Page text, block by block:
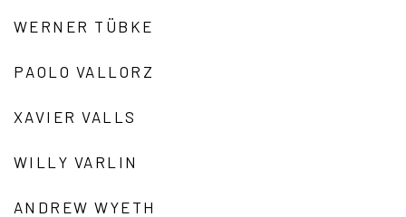
WERNER TÜBKE
PAOLO VALLORZ
XAVIER VALLS
WILLY VARLIN
ANDREW WYETH